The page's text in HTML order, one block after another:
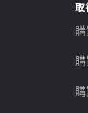
取